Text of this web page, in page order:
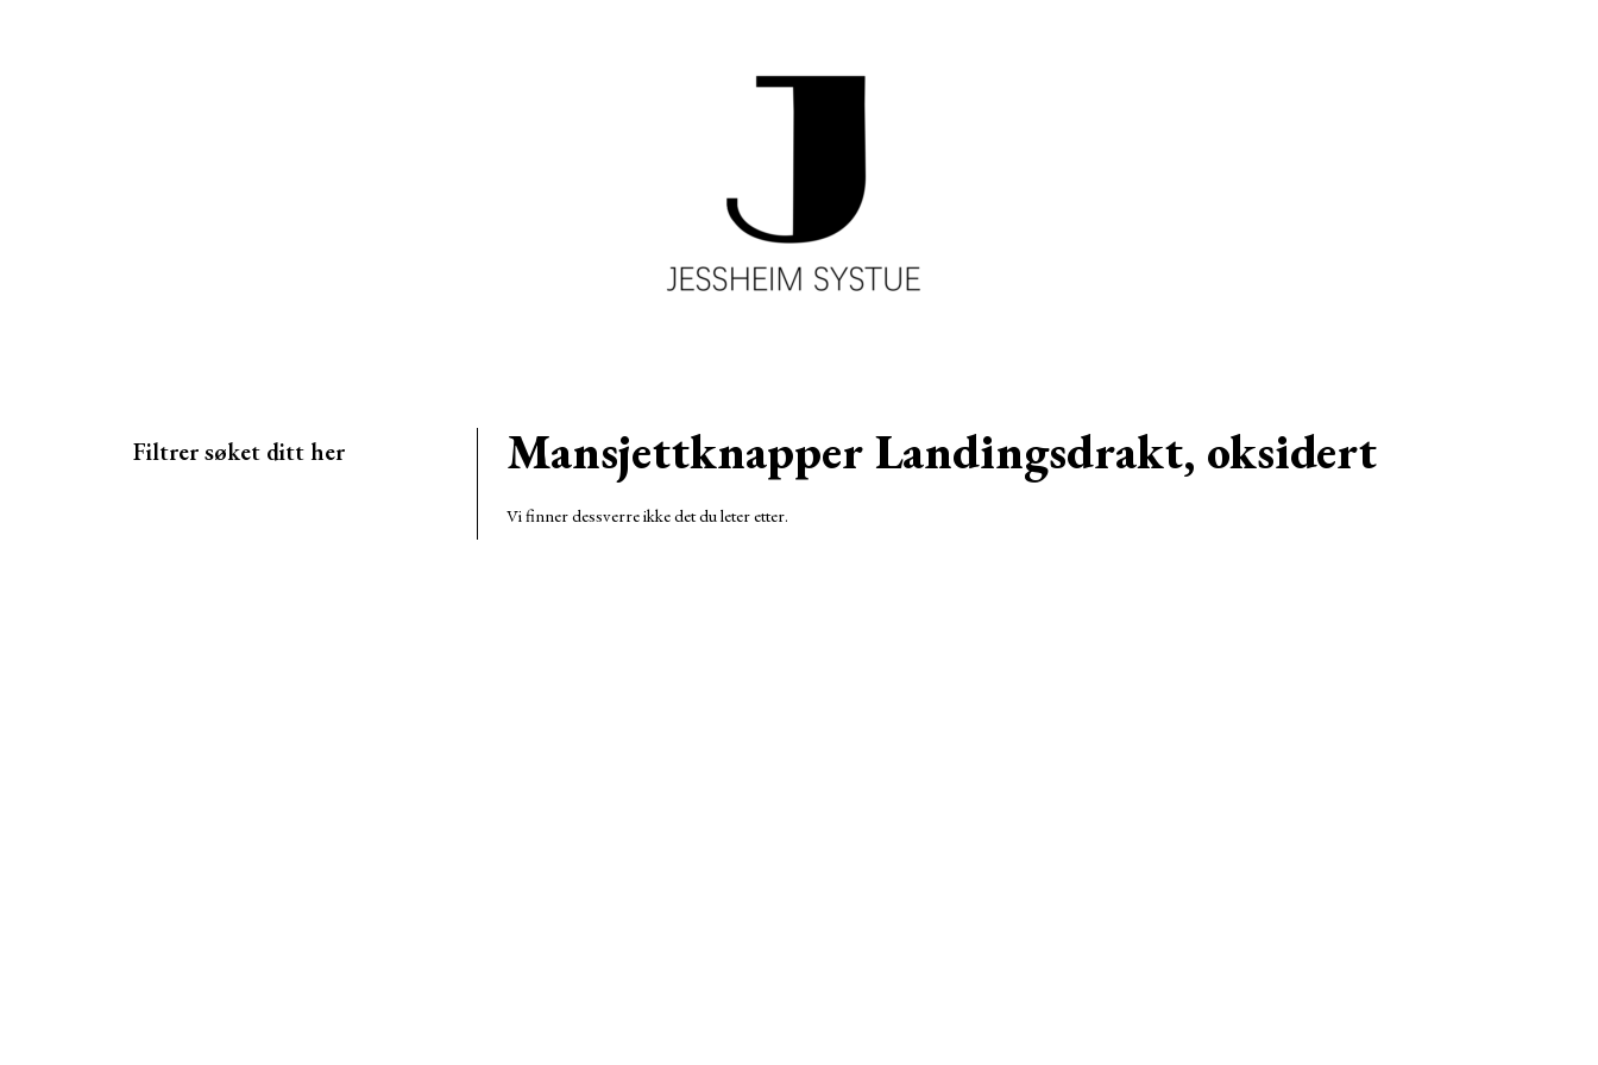
Filtrer søket ditt her Mansjettknapper Landingsdrakt, oksidert
Vi finner dessverre ikke det du leter etter.